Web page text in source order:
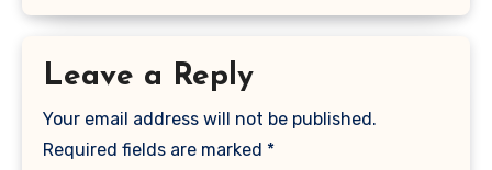
Leave a Reply
Your email address will not be published.
Required fields are marked *